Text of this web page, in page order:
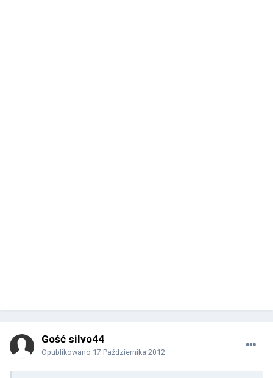
Gość silvo44
Opublikowano 17 Października 2012